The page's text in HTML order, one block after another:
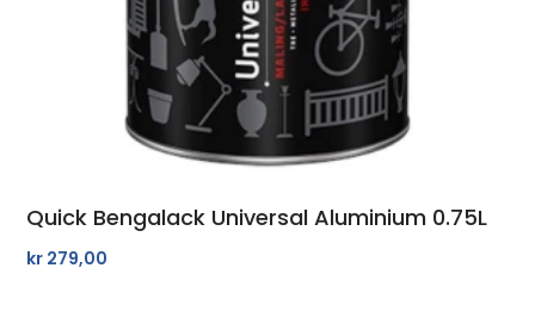
Quick Bengalack Universal Aluminium 0.75L
kr 279,00